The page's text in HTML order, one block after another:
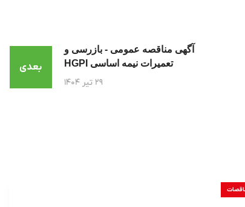
آگهی مناقصه عمومی - بازرسی و
تعمیرات نیمه اساسی HGPI
۲۹ تیر ۱۴۰۴
بعدی